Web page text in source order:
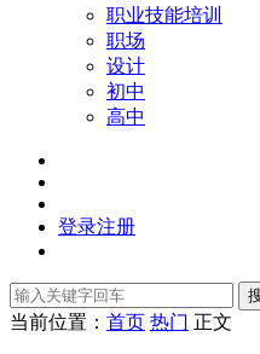
职业技能培训
职场
设计
初中
高中
登录注册
当前位置： 首页 热门 正文